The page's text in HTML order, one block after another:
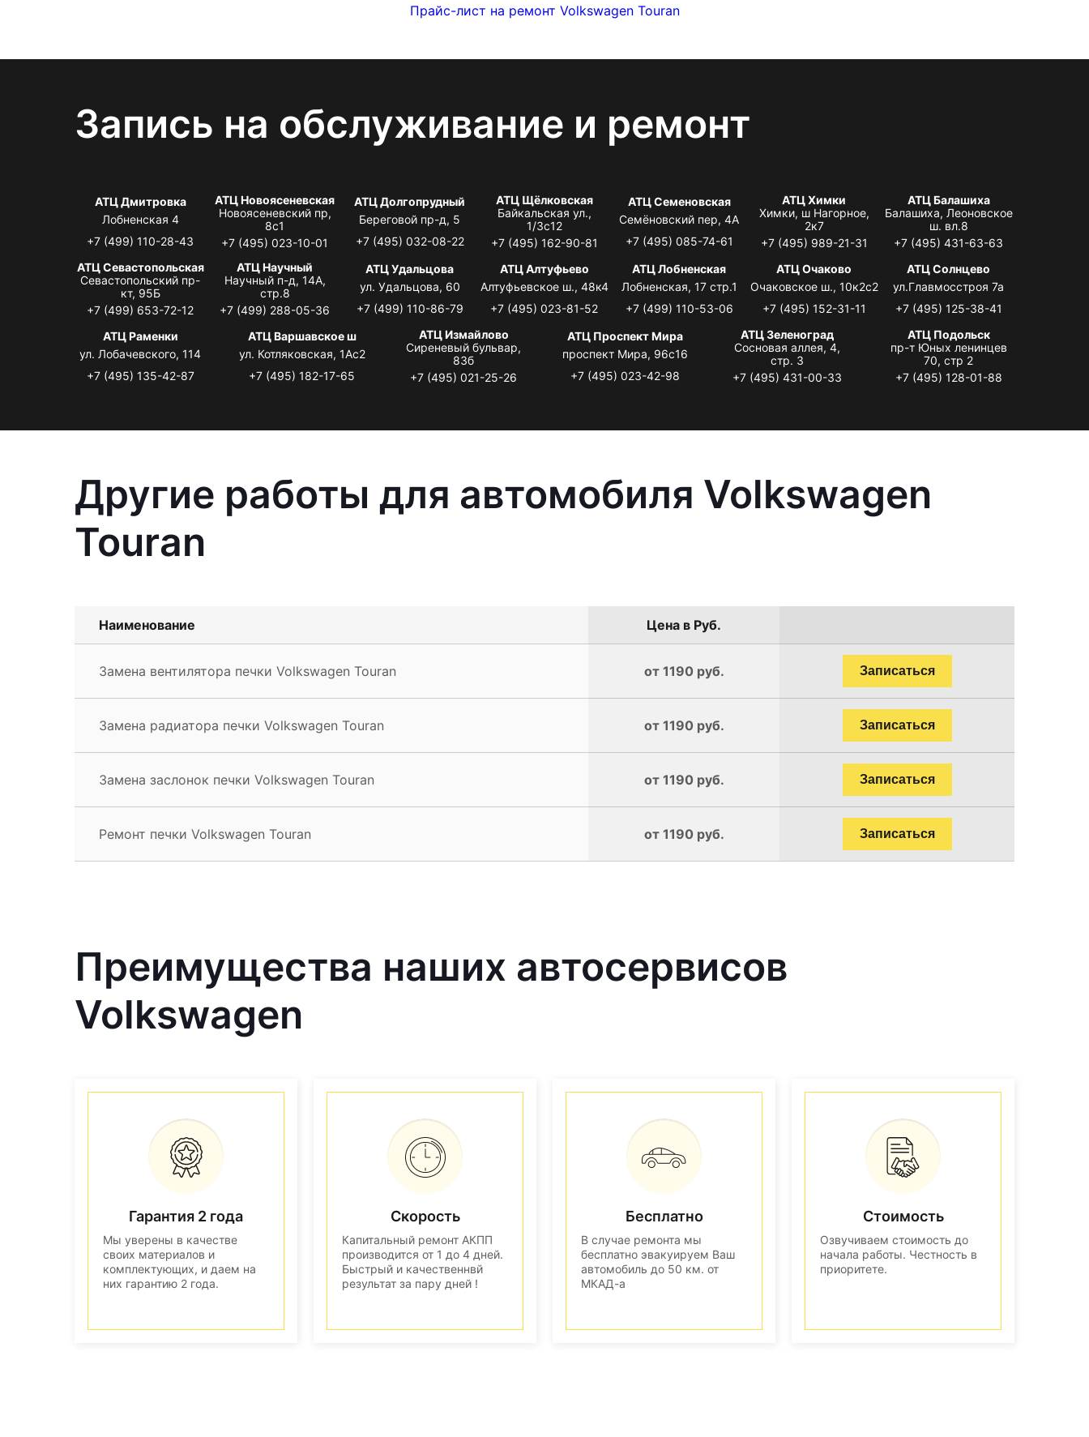
Прайс-лист на ремонт Volkswagen Touran
Запись на обслуживание и ремонт
АТЦ Дмитровка
Лобненская 4
+7 (499) 110-28-43
АТЦ Новоясеневская
Новоясеневский пр,
8с1
+7 (495) 023-10-01
АТЦ Долгопрудный
Береговой пр-д, 5
+7 (495) 032-08-22
АТЦ Щёлковская
Байкальская ул.,
1/3с12
+7 (495) 162-90-81
АТЦ Семеновская
Семёновский пер, 4А
+7 (495) 085-74-61
АТЦ Химки
Химки, ш Нагорное,
2к7
+7 (495) 989-21-31
АТЦ Балашиха
Балашиха, Леоновское
ш. вл.8
+7 (495) 431-63-63
АТЦ Севастопольская
Севастопольский пр-
кт, 95Б
+7 (499) 653-72-12
АТЦ Научный
Научный п-д, 14А,
стр.8
+7 (499) 288-05-36
АТЦ Удальцова
ул. Удальцова, 60
+7 (499) 110-86-79
АТЦ Алтуфьево
Алтуфьевское ш., 48к4
+7 (495) 023-81-52
АТЦ Лобненская
Лобненская, 17 стр.1
+7 (499) 110-53-06
АТЦ Очаково
Очаковское ш., 10к2с2
+7 (495) 152-31-11
АТЦ Солнцево
ул.Главмосстроя 7а
+7 (495) 125-38-41
АТЦ Раменки
ул. Лобачевского, 114
+7 (495) 135-42-87
АТЦ Варшавское ш
ул. Котляковская, 1Ас2
+7 (495) 182-17-65
АТЦ Измайлово
Сиреневый бульвар,
83б
+7 (495) 021-25-26
АТЦ Проспект Мира
проспект Мира, 96с16
+7 (495) 023-42-98
АТЦ Зеленоград
Сосновая аллея, 4,
стр. 3
+7 (495) 431-00-33
АТЦ Подольск
пр-т Юных ленинцев
70, стр 2
+7 (495) 128-01-88
Другие работы для автомобиля Volkswagen
Touran
Наименование Цена в Руб.
Замена вентилятора печки Volkswagen Touran от 1190 руб. Записаться
Замена радиатора печки Volkswagen Touran от 1190 руб. Записаться
Замена заслонок печки Volkswagen Touran от 1190 руб. Записаться
Ремонт печки Volkswagen Touran от 1190 руб. Записаться
Преимущества наших автосервисов
Volkswagen
Гарантия 2 года
Мы уверены в качестве
своих материалов и
комплектующих, и даем на
них гарантию 2 года.
Скорость
Капитальный ремонт АКПП
производится от 1 до 4 дней.
Быстрый и качественнвй
результат за пару дней !
Бесплатно
В случае ремонта мы
бесплатно эвакуируем Ваш
автомобиль до 50 км. от
МКАД-а
Стоимость
Озвучиваем стоимость до
начала работы. Честность в
приоритете.